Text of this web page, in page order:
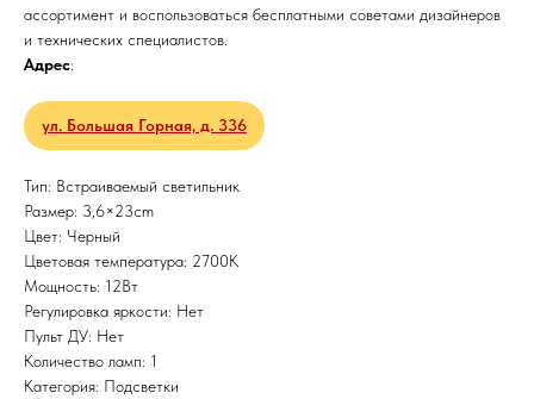
ассортимент и воспользоваться бесплатными советами дизайнеров
и технических специалистов.
Адрес:
ул. Большая Горная, д. 336
Тип: Встраиваемый светильник
Размер: 3,6×23cm
Цвет: Черный
Цветовая температура: 2700K
Мощность: 12Вт
Регулировка яркости: Нет
Пульт ДУ: Нет
Количество ламп: 1
Категория: Подсветки